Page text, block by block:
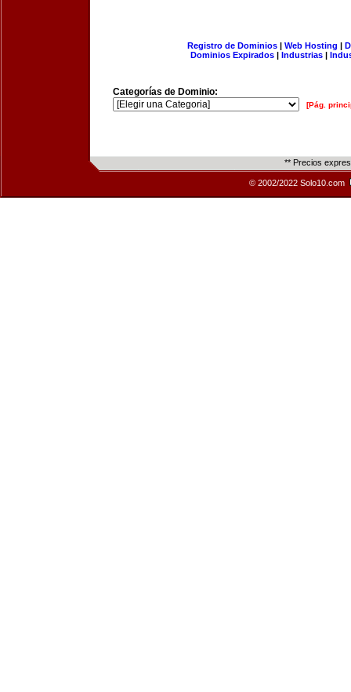
Registro de Dominios| Web Hosting |
Dominios Expirados | Industrias |
Categorías de Dominio:
[Pág.
** Precios
© 2002/2022 Solo10.com